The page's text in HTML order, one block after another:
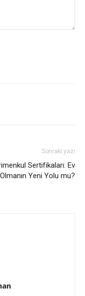
Sonraki yazı
Sertifikaları: Ev
Yeni Yolu mu?